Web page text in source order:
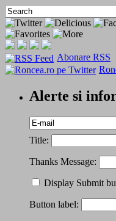
Abonare RSS
Alerte si
Title:
Thanks Message:
Display Submit
Button label: